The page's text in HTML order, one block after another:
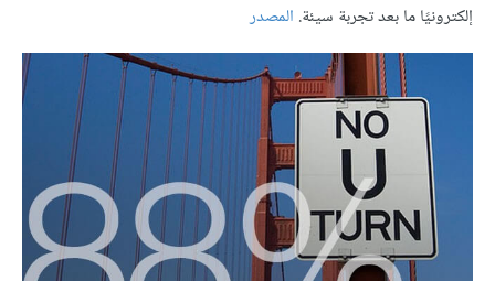
إلكترونيًا ما بعد تجربة سيئة. المصدر